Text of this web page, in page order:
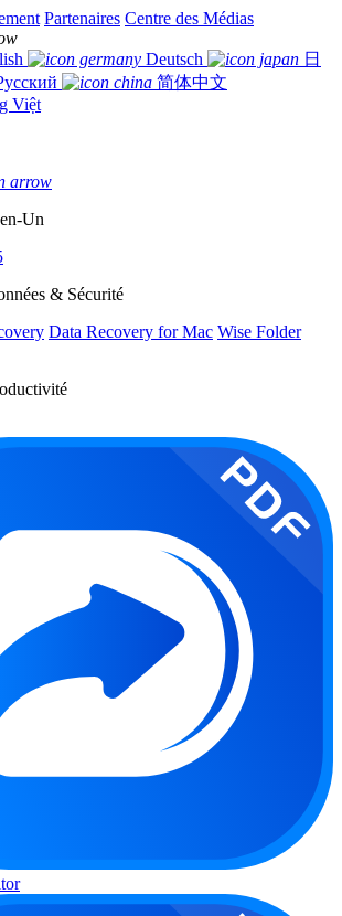
Partenaires Centre des Médias
Deutsch
日
简体中文
Việt
Un
& Sécurité
Data Recovery for Mac Wise Folder